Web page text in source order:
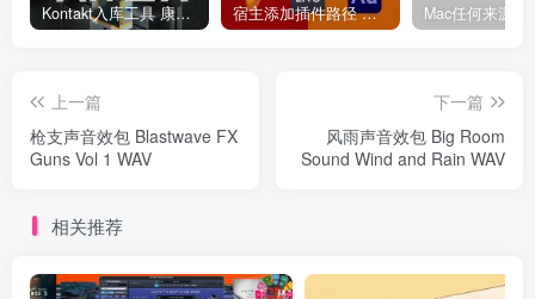
Kontakt入库工具 康泰克入库教程 宿主添加插件路径 插件路径设置 VSTPlugins路径
上一篇
枪支声音效包 Blastwave FX
Guns Vol 1 WAV
下一篇
风雨声音效包 Big Room
Sound Wind and Rain WAV
相关推荐